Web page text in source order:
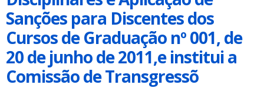
Sanções para Discentes dos
Cursos de Graduação nº 001, de
20 de junho de 2011,e institui a
Comissão de Transgressõ